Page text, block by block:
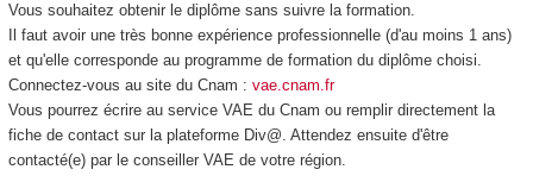
Vous souhaitez obtenir le diplôme sans suivre la formation.
Il faut avoir une très bonne expérience professionnelle (d'au moins 1 ans)
et qu'elle corresponde au programme de formation du diplôme choisi.
Connectez-vous au site du Cnam : vae.cnam.fr
Vous pourrez écrire au service VAE du Cnam ou remplir directement la
fiche de contact sur la plateforme Div@. Attendez ensuite d'être
contacté(e) par le conseiller VAE de votre région.